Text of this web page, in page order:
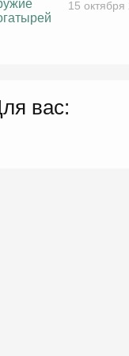
15 октября
вас: